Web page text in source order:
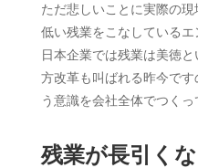
ただ悲しいことに実際の
低い残業をこなしているエ
日本企業では残業は美徳
方改革も叫ばれる昨今で
う意識を会社全体でつくっ
残業が長引く